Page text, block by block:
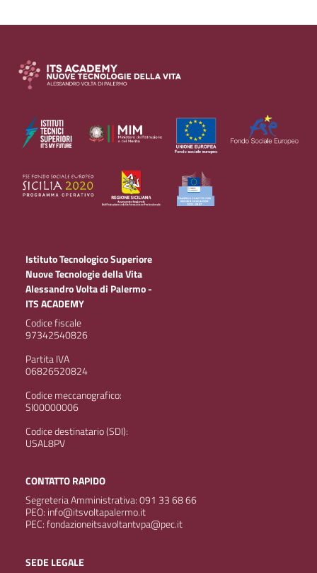
Istituto Tecnologico Superiore
Nuove Tecnologie della Vita
Alessandro Volta di Palermo -
ITS ACADEMY
Codice fiscale
97342540826
Partita IVA
06826520824
Codice meccanografico:
SI00000006
Codice destinatario (SDI):
USAL8PV
CONTATTO RAPIDO
Segreteria Amministrativa: 091 33 68 66
PEO: info@itsvoltapalermo.it
PEC: fondazioneitsavoltantvpa@pec.it
SEDE LEGALE